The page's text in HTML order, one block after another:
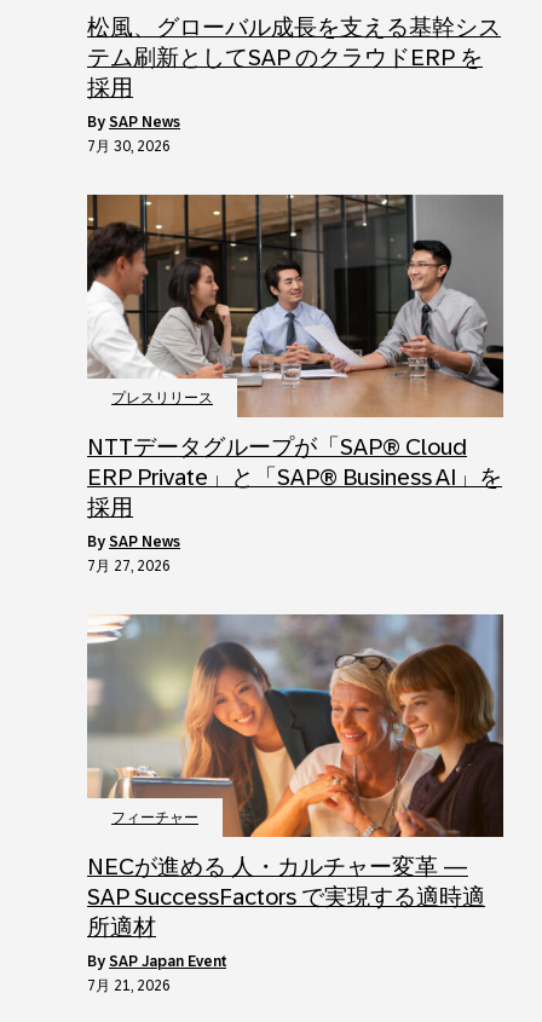
松風、グローバル成長を支える基幹シス
テム刷新としてSAP のクラウドERP を
採用
by SAP News
7月 30, 2026
プレスリリース
NTTデータグループが「SAP® Cloud
ERP Private」と「SAP® Business AI」を
採用
by SAP News
7月 27, 2026
フィーチャー
NECが進める 人・カルチャー変革 ―
SAP SuccessFactors で実現する適時適
所適材
by SAP Japan Event
7月 21, 2026